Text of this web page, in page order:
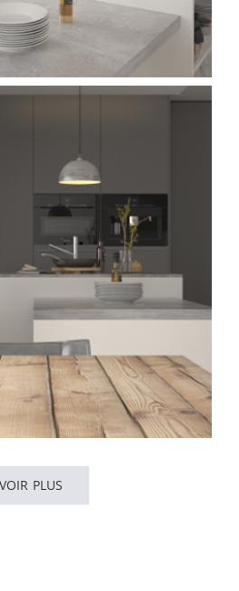
VOIR PLUS